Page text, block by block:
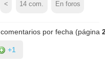
< 14 com. En foros
por fecha (página
+1